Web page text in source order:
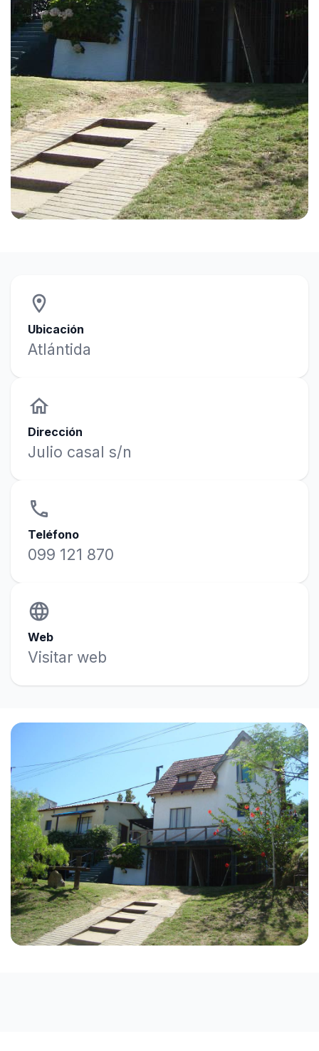
location_on
Ubicación
Atlántida
home
Dirección
Julio casal s/n
phone
Teléfono
099 121 870
language
Web
Visitar web